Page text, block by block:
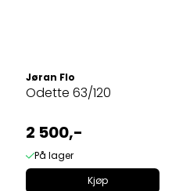
Jøran Flo
Odette 63/120
2 500,-
På lager
Kjøp